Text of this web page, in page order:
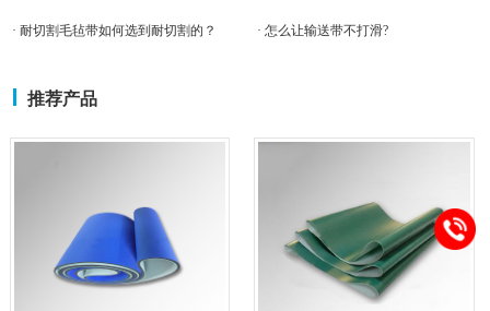
· 耐切割毛毡带如何选到耐切割的？ · 怎么让输送带不打滑?
推荐产品